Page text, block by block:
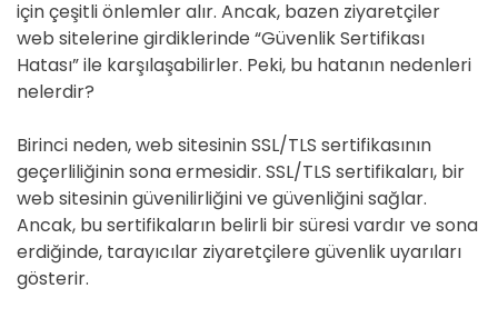
için çeşitli önlemler alır. Ancak, bazen ziyaretçiler
web sitelerine girdiklerinde “Güvenlik Sertifikası
Hatası” ile karşılaşabilirler. Peki, bu hatanın nedenleri
nelerdir?
Birinci neden, web sitesinin SSL/TLS sertifikasının
geçerliliğinin sona ermesidir. SSL/TLS sertifikaları, bir
web sitesinin güvenilirliğini ve güvenliğini sağlar.
Ancak, bu sertifikaların belirli bir süresi vardır ve sona
erdiğinde, tarayıcılar ziyaretçilere güvenlik uyarıları
gösterir.